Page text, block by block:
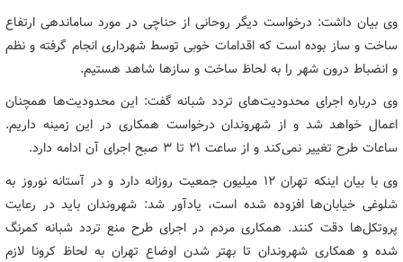
وی بیان داشت: درخواست دیگر روحانی از حناچی در مورد ساماندهی ارتفاع
ساخت و ساز بوده است که اقدامات خوبی توسط شهرداری انجام گرفته و نظم
و انضباط درون شهر را به لحاظ ساخت و سازها شاهد هستیم.
وی درباره اجرای محدودیت‌های تردد شبانه گفت: این محدودیت‌ها همچنان
اعمال خواهد شد و از شهروندان درخواست همکاری در این زمینه داریم.
ساعات طرح تغییر نمی‌کند و از ساعت 21 تا 3 صبح اجرای آن ادامه دارد.
وی با بیان اینکه تهران 12 میلیون جمعیت روزانه دارد و در آستانه نوروز به
شلوغی خیابان‌ها افزوده شده است، یادآور شد: شهروندان باید در رعایت
پروتکل‌ها دقت کنند. همکاری مردم در اجرای طرح منع تردد شبانه کمرنگ
شده و همکاری شهروندان تا بهتر شدن اوضاع تهران به لحاظ کرونا لازم